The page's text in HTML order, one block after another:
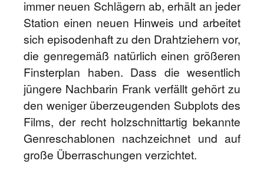
immer neuen Schlägern ab, erhält an jeder
Station einen neuen Hinweis und arbeitet
sich episodenhaft zu den Drahtziehern vor,
die genregemäß natürlich einen größeren
Finsterplan haben. Dass die wesentlich
jüngere Nachbarin Frank verfällt gehört zu
den weniger überzeugenden Subplots des
Films, der recht holzschnittartig bekannte
Genreschablonen nachzeichnet und auf
große Überraschungen verzichtet.